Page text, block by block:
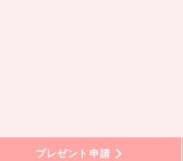
プレゼント申請